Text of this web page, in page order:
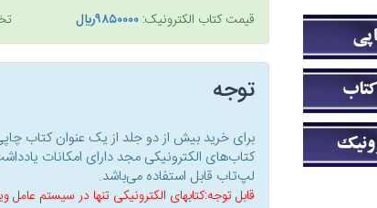
قیمت کتاب الکترونیک:۹۸۵۰۰۰۰ريال
توجه
برای خرید بیش از دو جلد از یک عنوان کتاب‌
کتاب‌های الکترونیکی مجد دارای امکانات
لپ‌تاب قابل استفاده می‌باشد.
قابل توجه:کتابهای الکترونیکی تنها در سیستم